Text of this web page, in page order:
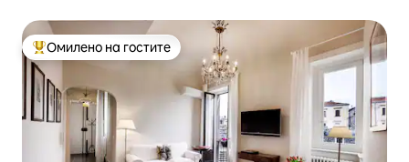
Меѓу најуспешните „Омилени на гостите“
Омилено на гостите